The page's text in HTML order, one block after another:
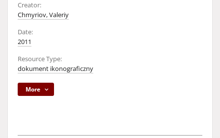
Creator:
Chmyriov, Valeriy
Date:
2011
Resource Type:
dokument ikonograficzny
More